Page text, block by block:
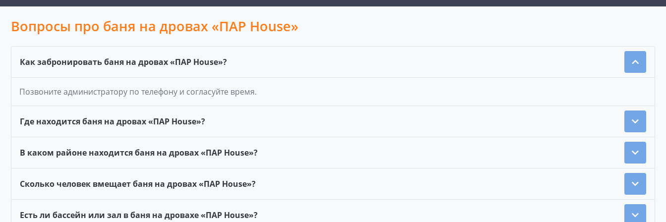
Вопросы про баня на дровах «ПАР House»
Как забронировать баня на дровах «ПАР House»?
Позвоните администратору по телефону и согласуйте время.
Где находится баня на дровах «ПАР House»?
В каком районе находится баня на дровах «ПАР House»?
Сколько человек вмещает баня на дровах «ПАР House»?
Есть ли бассейн или зал в баня на дровахе «ПАР House»?